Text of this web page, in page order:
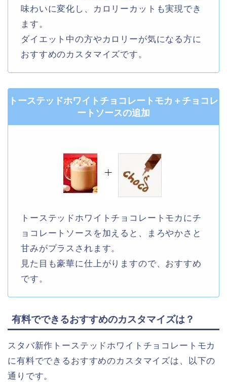
味わいに変化し、カロリーカットも実現でき
ます。
ダイエット中の方やカロリーが気になる方に
おすすめのカスタマイズです。
トーステッドホワイトチョコレートモカ＋チョコレ
ートソースの追加
トーステッドホワイトチョコレートモカにチ
ョコレートソースを加えると、まろやかさと
甘みがプラスされます。
見た目も豪華に仕上がりますので、おすすめ
です。
有料でできるおすすめのカスタマイズは？
スタバ新作トーステッドホワイトチョコレートモカ
に有料でできるおすすめのカスタマイズは、以下の
通りです。